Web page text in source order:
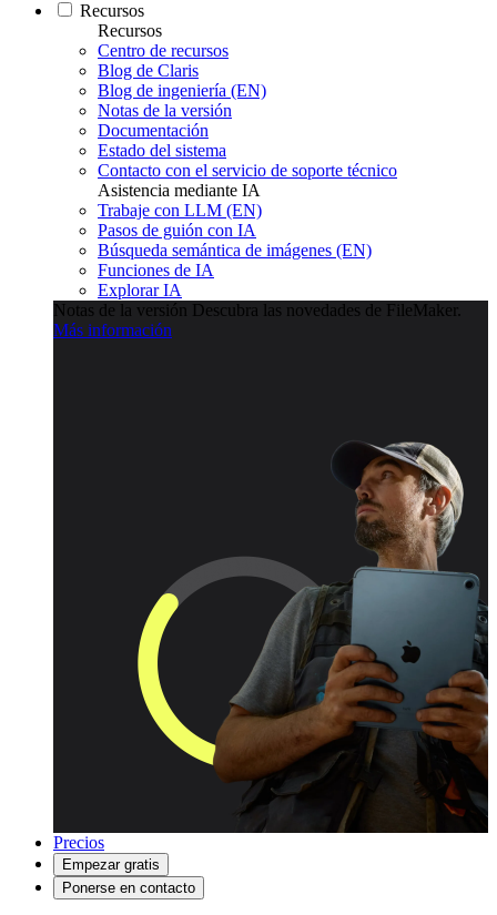
Recursos
Recursos
Centro de recursos
Blog de Claris
Blog de ingeniería (EN)
Notas de la versión
Documentación
Estado del sistema
Contacto con el servicio de soporte técnico
Asistencia mediante IA
Trabaje con LLM (EN)
Pasos de guión con IA
Búsqueda semántica de imágenes (EN)
Funciones de IA
Explorar IA
Notas de la versión Descubra las novedades de FileMaker.
Más información
Precios
Empezar gratis
Ponerse en contacto